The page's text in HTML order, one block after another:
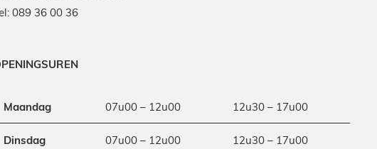
089 36 00 36
Maandag 07u00 – 12u00 12u30 – 17u00
Dinsdag 07u00 – 12u00 12u30 – 17u00